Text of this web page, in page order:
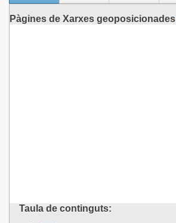
Pàgines de Xarxes geoposicionades
Taula de continguts: